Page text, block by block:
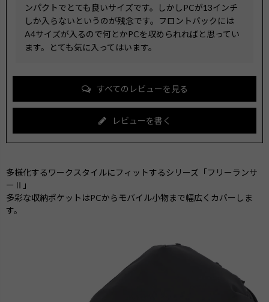
ンパクトでとても良いサイズです。しかしPCが13インチ
しか入らないというのが残念です。フロントバックには
A4サイズが入るので何とかPCを収められればと思ってい
ます。とても気に入ってはいます。
すべてのレビューを見る
レビューを書く
多様化するワークスタイルにフィットするシリーズ「フリーランサ
ーⅡ」
多彩な収納ポケットはPCからモバイル小物まで幅広くカバーしま
す。